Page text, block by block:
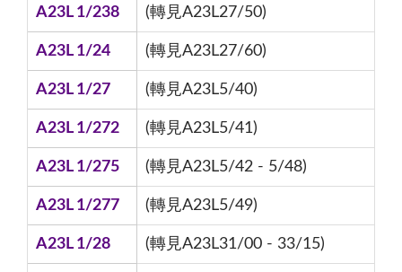
A23L 1/238 (轉見A23L27/50)
A23L 1/24 (轉見A23L27/60)
A23L 1/27 (轉見A23L5/40)
A23L 1/272 (轉見A23L5/41)
A23L 1/275 (轉見A23L5/42 - 5/48)
A23L 1/277 (轉見A23L5/49)
A23L 1/28 (轉見A23L31/00 - 33/15)